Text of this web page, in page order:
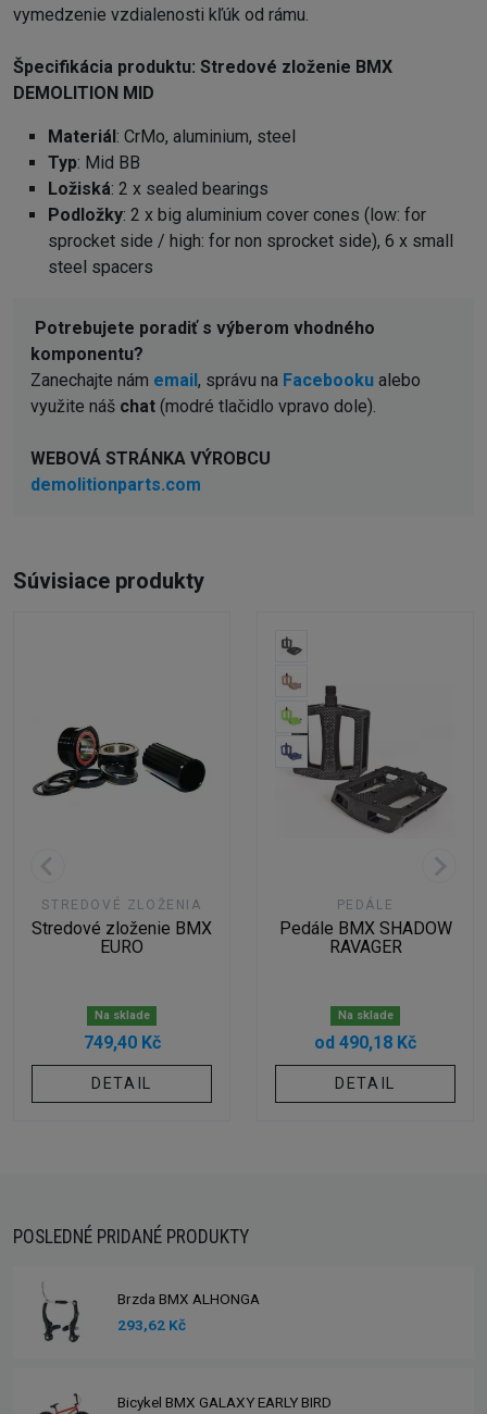
vymedzenie vzdialenosti kľúk od rámu.
Špecifikácia produktu: Stredové zloženie BMX
DEMOLITION MID
Materiál: CrMo, aluminium, steel
Typ: Mid BB
Ložiská: 2 x sealed bearings
Podložky: 2 x big aluminium cover cones (low: for
sprocket side / high: for non sprocket side), 6 x small
steel spacers
Potrebujete poradiť s výberom vhodného
komponentu?
Zanechajte nám email, správu na Facebooku alebo
využite náš chat (modré tlačidlo vpravo dole).
WEBOVÁ STRÁNKA VÝROBCU
demolitionparts.com
Súvisiace produkty
STREDOVÉ ZLOŽENIA
Stredové zloženie BMX
EURO
Na sklade
749,40 Kč
DETAIL
PEDÁLE
Pedále BMX SHADOW
RAVAGER
Na sklade
od 490,18 Kč
DETAIL
POSLEDNÉ PRIDANÉ PRODUKTY
Brzda BMX ALHONGA
293,62 Kč
Bicykel BMX GALAXY EARLY BIRD